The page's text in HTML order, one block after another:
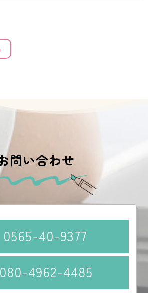
問い合わせ
0565-40-9377
080-4962-4485